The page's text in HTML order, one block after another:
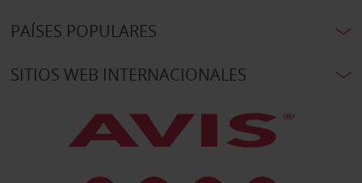
PAÍSES POPULARES
SITIOS WEB INTERNACIONALES